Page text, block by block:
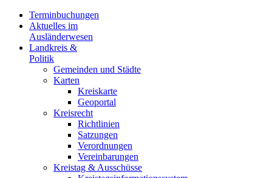
Terminbuchungen
Aktuelles im
Ausländerwesen
Landkreis &
Politik
Gemeinden und Städte
Karten
Kreiskarte
Geoportal
Kreisrecht
Richtlinien
Satzungen
Verordnungen
Vereinbarungen
Kreistag & Ausschüsse